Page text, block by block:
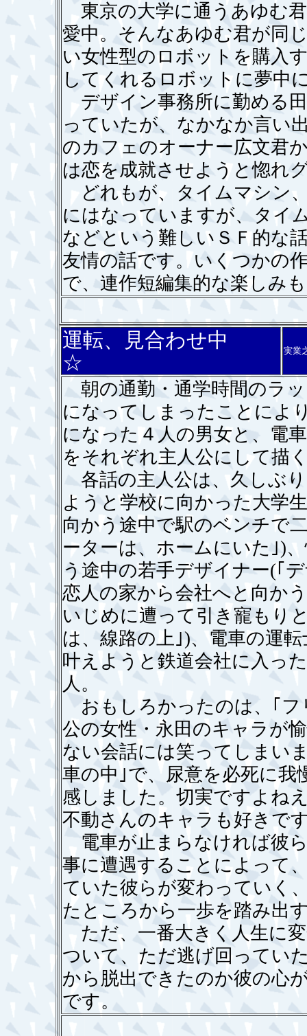
東京の大学に通うあゆむ
愛中。そんなあゆむ君が同
い女性型のロボットを購入
してくれるロボットに夢中
デザイン事務所に勤める
っていたが、なかなか言い
のカフェのオーナー広文君
は恋を成就させようと惚れ
どれもが、タイムマシン
にはなっていますが、タイ
などという難しいＳＦ的な
友情の話です。いくつかの
で、連作短編集的な楽しみ
運転、見合わせ中
☆
実業
朝の通勤・通学時間のラ
になってしまったことによ
になった４人の男女と、電
をそれぞれ主人公にして描
各話の主人公は、久しぶ
ようと学校に向かった大学
向かう途中で駅のベンチで
ーターは、ホームにいた｣)
う途中の若手デザイナー(｢
恋人の家から会社へと向か
いじめに遭って引き寵もり
は、線路の上｣)、電車の運
叶えようと鉄道会社に入っ
人。
おもしろかったのは、｢フ
公の女性・永田のキャラが
ない会話には笑ってしまい
車の中｣で、尿意を必死に我
感しました。切実ですよね
不動さんのキャラも好きで
電車が止まらなければ彼
事に遭遇することによって
ていた彼らが変わっていく
たところから一歩を踏み出
ただ、一番大きく人生に
ついて、ただ逃げ回ってい
から脱出できたのか彼の心
です。